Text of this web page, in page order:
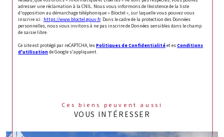
adresser une réclamation à la CNIL. Nous vous informons de l’existence de la liste
d'opposition au démarchage téléphonique « Bloctel », sur laquelle vous pouvez vous
inscrire ici : https://www.bloctel.gouv.fr. Dans le cadre de la protection des Données
personnelles, nous vous invitons à ne pas inscrire de Données sensibles dans le champ
de saisie libre.
Ce site est protégé par reCAPTCHA, lesPolitiques de Confidentialitéet esConditions
d'utilisationde Google s'appliquent.
Ces biens peuvent aussi
VOUS INTÉRESSER